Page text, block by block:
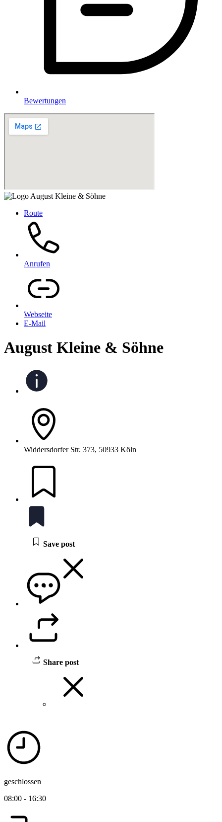
Bewertungen
Route
Anrufen
Webseite
E-Mail
August Kleine & Söhne
Widdersdorfer Str. 373, 50933 Köln
Save post
Share post
geschlossen
08:00 - 16:30